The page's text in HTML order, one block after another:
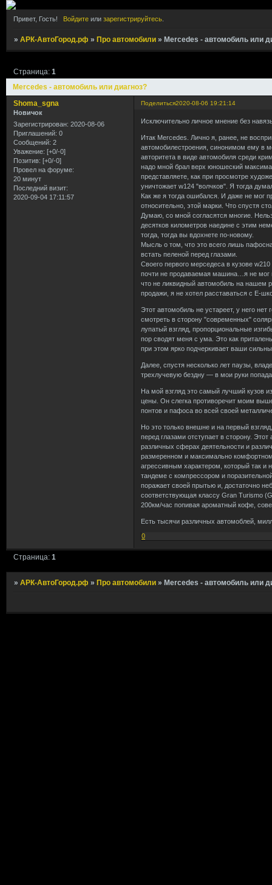
Привет, Гость! Войдитеили зарегистрируйтесь.
»АРК-АвтоГород.рф »Про автомобили »Mercedes - автомобиль или
Mercedes - автомобиль или диагноз?
Страница:1
Поделиться2020-08-06 19:21:14
Shoma_sgna
Новичок
Зарегистрирован: 2020-08-06
Приглашений: 0
Сообщений: 2
Уважение: [+0/-0]
Позитив: [+0/-0]
Провел на форуме:
20 минут
Последний визит:
2020-09-04 17:11:57
Исключительно личное мнение без
Итак Mercedes. Лично я, ранее, не
автомобилестроения, синонимом ему в
авторитета в виде автомобиля среди
надо мной брал верх юношеский
представляете, как при просмотре
уничтожает w124 "волчков". Я тогда
Как же я тогда ошибался. И даже не мог
относительно, этой марки. Что спустя
Думаю, со мной согласятся многие.
десятков километров наедине с этим
тогда, тогда вы вдохнете по-новому.
Мысль о том, что это всего лишь
встать пеленой перед глазами.
Своего первого мерседеса в кузове
почти не продаваемая машина…я не мог
что не ликвидный автомобиль на нашем
продажи, я не хотел расставаться с Е-
Этот автомобиль не устареет, у него
смотреть в сторону "современных"
лупатый взгляд, пропорциональные
пор сводят меня с ума. Это как
при этом ярко подчеркивает ваши
Далее, спустя несколько лет паузы,
трехлучевую бездну — в мои руки
На мой взгляд это самый лучший кузов
цены. Он слегка противоречит моим
понтов и пафоса во всей своей
Но это только внешне и на первый
перед глазами отступает в сторону.
различных сферах деятельности и
размеренном и максимально
агрессивным характером, который так и
тандеме с компрессором и
поражает своей прытью и, достаточно
соответствующая классу Gran Turismo
200км/час попивая ароматный кофе,
Есть тысячи различных автомоблей,
0
Страница:1
»АРК-АвтоГород.рф » Про автомобили » Mercedes - автомобиль или